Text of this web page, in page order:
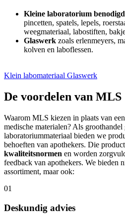
Kleine laboratorium
pincetten, spatels, lepels,
weegmateriaal, labostiften,
Glaswerk zoals erlenmeyers,
kolven en laboflessen.
Klein labomateriaal Glaswerk
De voordelen van MLS
Waarom MLS kiezen in plaats van
medische materialen? Als
laboratoriummateriaal bieden we
behoeften van apothekers. Die
kwaliteitsnormen en worden
feedback van apothekers. We bieden
assortiment, maar ook:
01
Deskundig advies